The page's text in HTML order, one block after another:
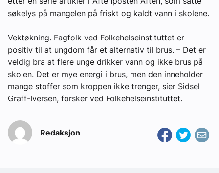
søkelys på mangelen på friskt og kaldt vann i skolene.
Vektøkning. Fagfolk ved Folkehelseinstituttet er
positiv til at ungdom får et alternativ til brus. – Det er
veldig bra at flere unge drikker vann og ikke brus på
skolen. Det er mye energi i brus, men den inneholder
mange stoffer som kroppen ikke trenger, sier Sidsel
Graff-Iversen, forsker ved Folkehelseinstituttet.
Redaksjon